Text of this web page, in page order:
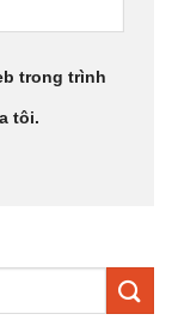
trong trình
tôi.